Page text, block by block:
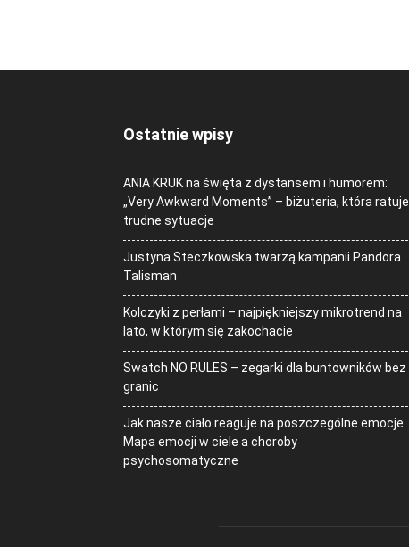
Ostatnie wpisy
ANIA KRUK na święta z dystansem i humorem:
„Very Awkward Moments” – biżuteria, która ratuje
trudne sytuacje
Justyna Steczkowska twarzą kampanii Pandora
Talisman
Kolczyki z perłami – najpiękniejszy mikrotrend na
lato, w którym się zakochacie
Swatch NO RULES – zegarki dla buntowników bez
granic
Jak nasze ciało reaguje na poszczególne emocje.
Mapa emocji w ciele a choroby
psychosomatyczne